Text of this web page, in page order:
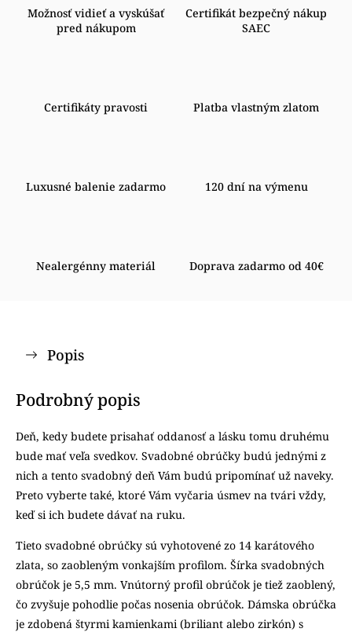
Možnosť vidieť a vyskúšať
pred nákupom
Certifikát bezpečný nákup
SAEC
Certifikáty pravosti Platba vlastným zlatom
Luxusné balenie zadarmo 120 dní na výmenu
Nealergénny materiál Doprava zadarmo od 40€
Popis
Podrobný popis
Deň, kedy budete prisahať oddanosť a lásku tomu druhému
bude mať veľa svedkov. Svadobné obrúčky budú jednými z
nich a tento svadobný deň Vám budú pripomínať už naveky.
Preto vyberte také, ktoré Vám vyčaria úsmev na tvári vždy,
keď si ich budete dávať na ruku.
Tieto svadobné obrúčky sú vyhotovené zo 14 karátového
zlata, so zaobleným vonkajším profilom. Šírka svadobných
obrúčok je 5,5 mm. Vnútorný profil obrúčok je tiež zaoblený,
čo zvyšuje pohodlie počas nosenia obrúčok. Dámska obrúčka
je zdobená štyrmi kamienkami (briliant alebo zirkón) s